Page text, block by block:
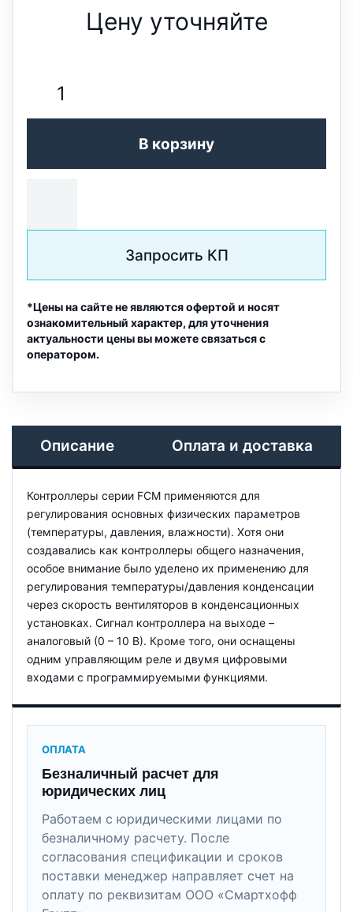
Цену уточняйте
В корзину
Запросить КП
*Цены на сайте не являются офертой и носят
ознакомительный характер, для уточнения
актуальности цены вы можете связаться с
оператором.
Описание Оплата и доставка
Контроллеры серии FCM применяются для
регулирования основных физических параметров
(температуры, давления, влажности). Хотя они
создавались как контроллеры общего назначения,
особое внимание было уделено их применению для
регулирования температуры/давления конденсации
через скорость вентиляторов в конденсационных
установках. Сигнал контроллера на выходе –
аналоговый (0 – 10 В). Кроме того, они оснащены
одним управляющим реле и двумя цифровыми
входами с программируемыми функциями.
ОПЛАТА
Безналичный расчет для
юридических лиц
Работаем с юридическими лицами по
безналичному расчету. После
согласования спецификации и сроков
поставки менеджер направляет счет на
оплату по реквизитам ООО «Смартхофф